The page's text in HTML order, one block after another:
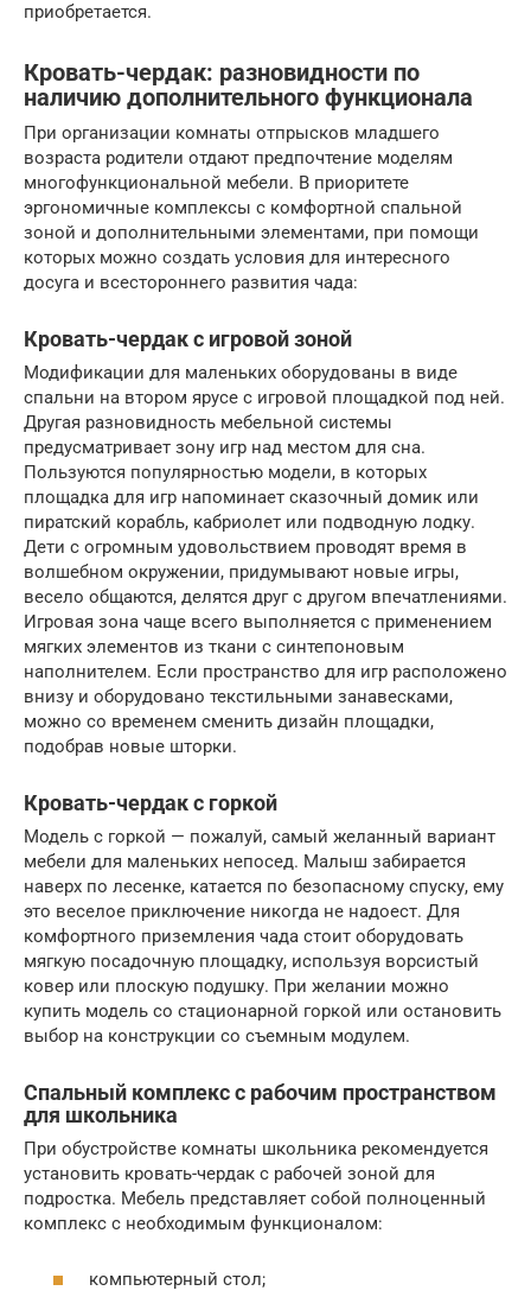
приобретается.
Кровать-чердак: разновидности по
наличию дополнительного функционала
При организации комнаты отпрысков младшего
возраста родители отдают предпочтение моделям
многофункциональной мебели. В приоритете
эргономичные комплексы с комфортной спальной
зоной и дополнительными элементами, при помощи
которых можно создать условия для интересного
досуга и всестороннего развития чада:
Кровать-чердак с игровой зоной
Модификации для маленьких оборудованы в виде
спальни на втором ярусе с игровой площадкой под ней.
Другая разновидность мебельной системы
предусматривает зону игр над местом для сна.
Пользуются популярностью модели, в которых
площадка для игр напоминает сказочный домик или
пиратский корабль, кабриолет или подводную лодку.
Дети с огромным удовольствием проводят время в
волшебном окружении, придумывают новые игры,
весело общаются, делятся друг с другом впечатлениями.
Игровая зона чаще всего выполняется с применением
мягких элементов из ткани с синтепоновым
наполнителем. Если пространство для игр расположено
внизу и оборудовано текстильными занавесками,
можно со временем сменить дизайн площадки,
подобрав новые шторки.
Кровать-чердак с горкой
Модель с горкой — пожалуй, самый желанный вариант
мебели для маленьких непосед. Малыш забирается
наверх по лесенке, катается по безопасному спуску, ему
это веселое приключение никогда не надоест. Для
комфортного приземления чада стоит оборудовать
мягкую посадочную площадку, используя ворсистый
ковер или плоскую подушку. При желании можно
купить модель со стационарной горкой или остановить
выбор на конструкции со съемным модулем.
Спальный комплекс с рабочим пространством
для школьника
При обустройстве комнаты школьника рекомендуется
установить кровать-чердак с рабочей зоной для
подростка. Мебель представляет собой полноценный
комплекс с необходимым функционалом:
компьютерный стол;